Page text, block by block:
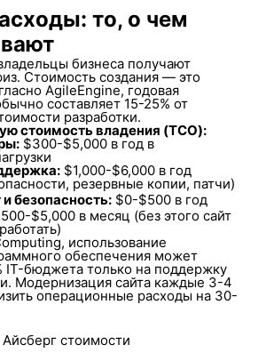
то, о чем
бизнеса получают
Стоимость создания — это
AgileEngine, годовая
составляет 15-25% от
разработки.
стоимость владения (TCO):
$300-$5,000 в год в
$1,000-$6,000 в год
резервные копии, патчи)
безопасность:$0-$500 в год
$5,000 в месяц (без этого сайт
использование
обеспечения может
IT-бюджета только на поддержку
Модернизация сайта каждые 3-4
операционные расходы на 30-